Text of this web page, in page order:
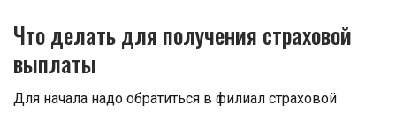
Что делать для получения страховой
выплаты
Для начала надо обратиться в филиал страховой